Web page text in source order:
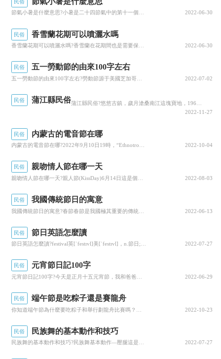
遇到了黃災，内部沖突不斷，危機連連。但北匈奴
争不斷。後來有一部分的北匈奴就開始西遷，來到
匈奴靠的就是他們所養育的優秀戰馬，以及擁
有着一大批矯健的騎兵，對我國王朝進行不斷侵
犯。他們日常都是以狩獵遊牧畜牧為主，由于長時
我國古代時期的将領要強壯。
他們就是依靠完美的
台上長時間的“表演”。
民俗
節氣小暑是什麼意思?小暑是二十四節氣中的第十一個節氣，夏天的第五個節氣，表示季夏時節的正式開始；每年公曆7月6日-8日左右，視太陽到達黃經105°時為小暑節氣小暑是暑，表示炎熱的意思，小暑為小熱，還不十分熱，此時，已是初伏前後意指天氣開始炎... 2022-06-30
民俗 香雪蘭花期可以噴灑水嗎
2022-06-30
民俗 五一勞動節的由來100字左右
2022-07-02
民俗 蒲江縣民俗
2022-11-27
民俗 内蒙古的電音節在哪
2022-10-04
民俗 親吻情人節在哪一天
2022-08-03
民俗 我國傳統節日的寓意
2022-06-13
民俗 節日英語怎麼讀
2022-07-27
民俗 元宵節日記100字
2022-06-29
民俗 端午節是吃粽子還是賽龍舟
2022-10-23
民俗 民族舞的基本動作和技巧
民族舞的基本動作和技巧?民族舞基本動作—壓腿這是舞蹈基礎訓練中最為基本的訓練内容，分别為壓前、旁、後腿壓腿的練習有助于打開學生腿部關節的韌帶壓腿時要注重腿部關節的直立，腳背向外打開繃直，并保持上半身的直立向下壓至上半身和腿部之間的沒有縫隙個... 2022-07-27